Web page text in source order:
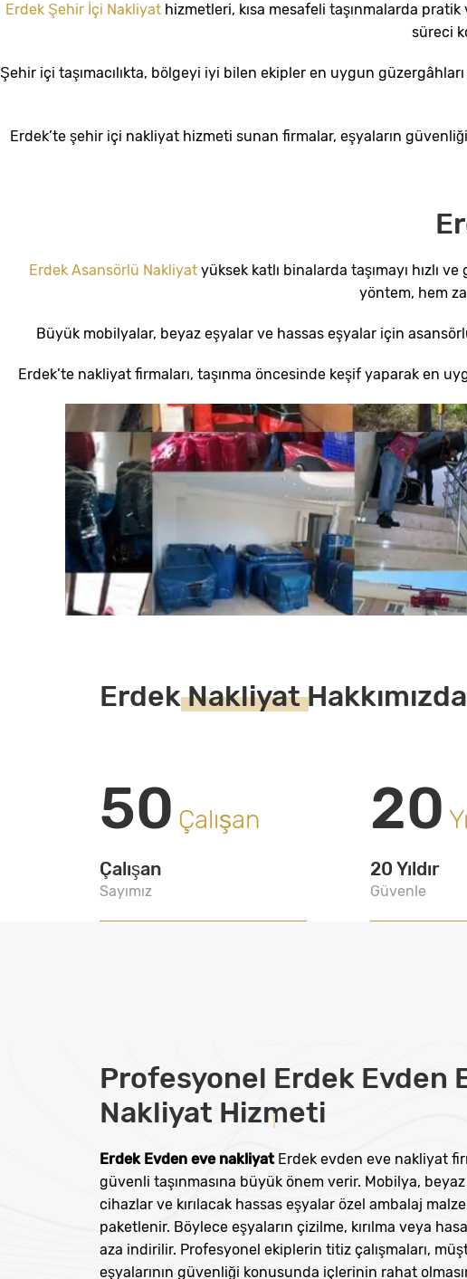
Erdek Şehir İçi Nakliyat hizmetleri, kısa mesafeli taşınmalarda
süreci
Şehir içi taşımacılıkta, bölgeyi iyi bilen ekipler en uygun
Erdek’te şehir içi nakliyat hizmeti sunan firmalar, eşyaların
Erdek Asansörlü Nakliyat yüksek katlı binalarda taşımayı hızlı
yöntem, hem
Büyük mobilyalar, beyaz eşyalar ve hassas eşyalar için
Erdek’te nakliyat firmaları, taşınma öncesinde keşif yaparak en
ErdekNakliyatHakkımızda
50 Çalışan
Çalışan
Sayımız
20
20 Yıldır
Güvenle
Profesyonel Erdek Evden
Nakliyat Hizmeti
Erdek Evden eve nakliyatErdek evden eve nakliyat
güvenli taşınmasına büyük önem verir. Mobilya,
cihazlar ve kırılacak hassas eşyalar özel ambalaj
paketlenir. Böylece eşyaların çizilme, kırılma veya
aza indirilir. Profesyonel ekiplerin titiz çalışmaları,
eşyalarının güvenliği konusunda içlerinin rahat